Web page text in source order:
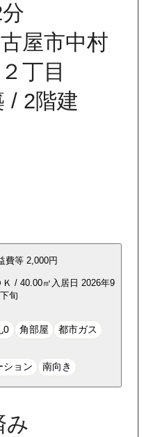
屋市中村
丁目
/ 2階建
費等 2,000円
Ｋ / 40.00㎡ 入居日 2026年9
旬
0 角部屋 都市ガス
ション 南向き
み